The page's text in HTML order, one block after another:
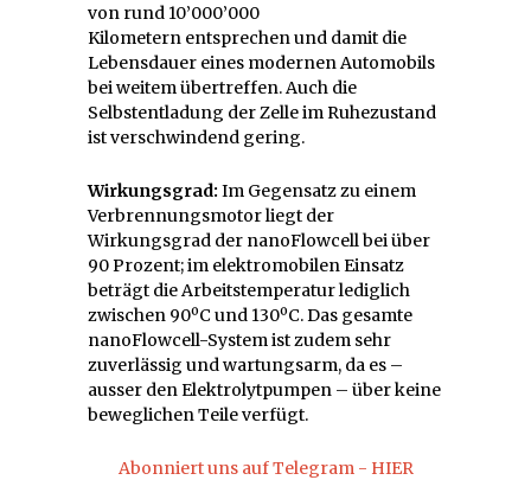
von rund 10’000’000
Kilometern entsprechen und damit die
Lebensdauer eines modernen Automobils
bei weitem übertreffen. Auch die
Selbstentladung der Zelle im Ruhezustand
ist verschwindend gering.
Wirkungsgrad: Im Gegensatz zu einem
Verbrennungsmotor liegt der
Wirkungsgrad der nanoFlowcell bei über
90 Prozent; im elektromobilen Einsatz
beträgt die Arbeitstemperatur lediglich
zwischen 90ºC und 130ºC. Das gesamte
nanoFlowcell-System ist zudem sehr
zuverlässig und wartungsarm, da es –
ausser den Elektrolytpumpen – über keine
beweglichen Teile verfügt.
Abonniert uns auf Telegram - HIER